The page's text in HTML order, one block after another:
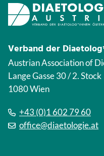
Verband der
Austrian Association of
Lange Gasse 30 / 2. Stock
1080 Wien
+43 (0)1 602 79 60
office@diaetologie.at